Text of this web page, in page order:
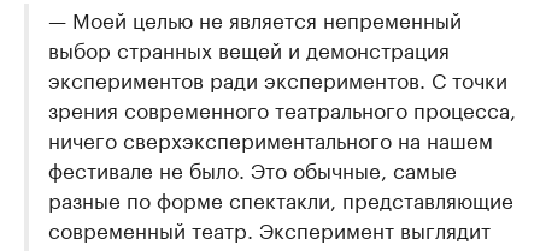
— Моей целью не является непременный
выбор странных вещей и демонстрация
экспериментов ради экспериментов. С точки
зрения современного театрального процесса,
ничего сверхэкспериментального на нашем
фестивале не было. Это обычные, самые
разные по форме спектакли, представляющие
современный театр. Эксперимент выглядит